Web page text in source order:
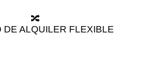
🔀
DE ALQUILER FLEXIBLE